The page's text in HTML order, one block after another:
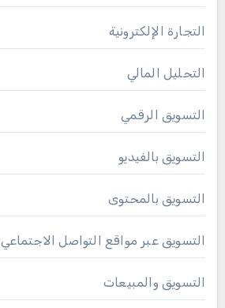
التجارة الإلكترونية
التحليل المالي
التسويق الرقمي
التسويق بالفيديو
التسويق بالمحتوى
التسويق عبر مواقع التواصل الاجتماعي
التسويق والمبيعات